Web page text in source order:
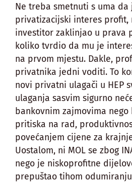
Ne treba smetnuti s uma
privatizacijski interes profit,
investitor zaklinjao u prava
koliko tvrdio da mu je
na prvom mjestu. Dakle,
privatnika jedni voditi. To
novi privatni ulagači u HEP
ulaganja sasvim sigurno
bankovnim zajmovima
pritiska na rad,
povećanjem cijene za
Uostalom, ni MOL se zbog
nego je niskoprofitne
prepuštao tihom